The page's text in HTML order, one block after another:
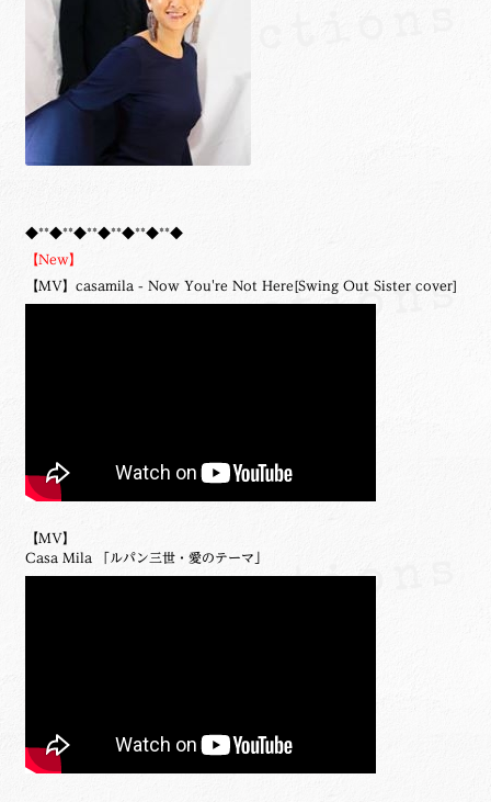
◆**◆**◆**◆**◆**◆**◆
【New】
【MV】casamila - Now You're Not Here[Swing Out Sister cover]
【MV】
Casa Mila 「ルパン三世・愛のテーマ」